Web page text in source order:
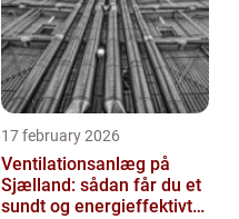
17 february 2026
Ventilationsanlæg på
Sjælland: sådan får du et
sundt og energieffektivt